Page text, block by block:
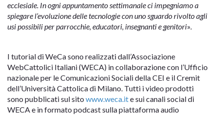
ecclesiale. In ogni appuntamento settimanale ci impegniamo a
spiegare l’evoluzione delle tecnologie con uno sguardo rivolto agli
usi possibili per parrocchie, educatori, insegnanti e genitori».
I tutorial di WeCa sono realizzati dall’Associazione
WebCattolici Italiani (WECA) in collaborazione con l’Ufficio
nazionale per le Comunicazioni Sociali della CEI e il Cremit
dell’Università Cattolica di Milano. Tutti i video prodotti
sono pubblicati sul sito www.weca.ite sui canali social di
WECA e in formato podcast sulla piattaforma audio